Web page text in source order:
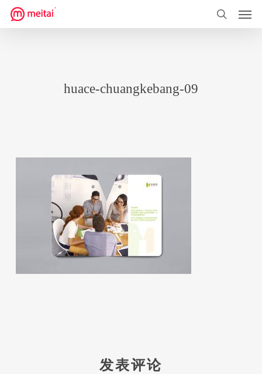
到
搜索
huace-chuangkebang-09
发表评论